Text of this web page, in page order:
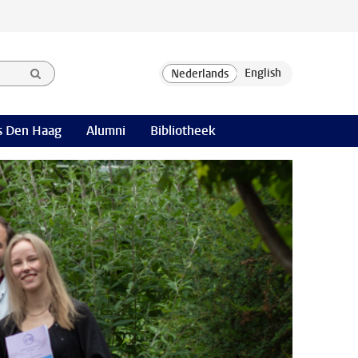
Den Haag Alumni Bibliotheek